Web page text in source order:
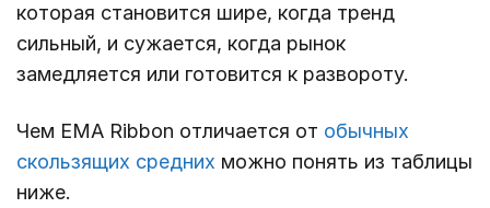
которая становится шире, когда тренд
сильный, и сужается, когда рынок
замедляется или готовится к развороту.
Чем EMA Ribbon отличается от обычных
скользящих средних можно понять из таблицы
ниже.